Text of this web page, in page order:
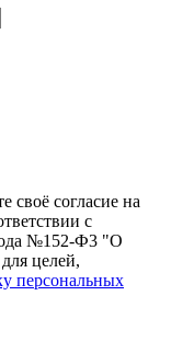
своё согласие на
с
№152-Ф3 "О
целей,
персональных